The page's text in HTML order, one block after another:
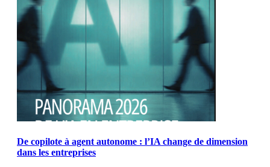
De copilote à agent autonome : l’IA change de dimension
dans les entreprises